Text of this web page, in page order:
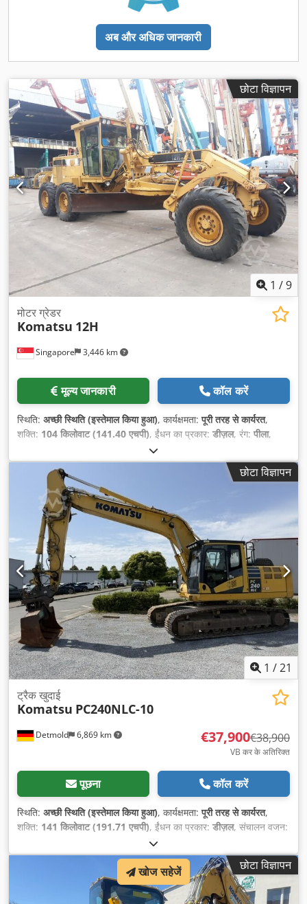
अब और अधिक जानकारी
छोटा विज्ञापन
1 /9
Singapore 3,446 km
मोटर ग्रेडर
Komatsu 12H
मूल्य जानकारी कॉल करें
स्थिति: अच्छी स्थिति (इस्तेमाल किया हुआ), कार्यक्षमता:पूरी तरह से कार्यरत,
शक्ति: 104 किलोवाट (141.40 एचपी), ईंधन का प्रकार: डीज़ल, रंग: पीला,
, टायर की स्थिति:
1995, संचालन के घंटे:9,328 h, मशीन/वाहन संख्या:4XM00545, उपकरण:
कैबिन, हाइड्रोलिक्स
छोटा विज्ञापन
1 /21
Detmold 6,869 km
ट्रैक खुदाई
Komatsu PC240NLC-10
€37,900€38,900
VB कर के अतिरिक्त
पूछना कॉल करें
स्थिति: अच्छी स्थिति (इस्तेमाल किया हुआ), कार्यक्षमता:पूरी तरह से कार्यरत,
शक्ति: 141 किलोवाट (191.71 एचपी), ईंधन का प्रकार: डीज़ल, संचालन वजन:
, संचालन के घंटे:
अतिरिक्त हेडलाइट्स, एयर कंडीशनिंग, कैबिन, ग्रिपर हाइड्रॉलिक्स, हाइड्रॉलिक
छोटा विज्ञापन
खोज सहेजें